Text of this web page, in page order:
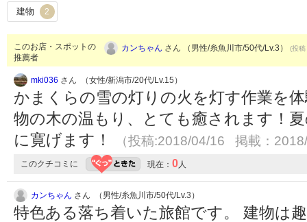
建物 2
このお店・スポットの
推薦者
カンちゃん さん （男性/糸魚川市/50代/Lv.3） (投
mki036 さん （女性/新潟市/20代/Lv.15）
かまくらの雪の灯りの火を灯す作業を
物の木の温もり、とても癒されます！
に寛げます！
（投稿:2018/04/16 掲載：
このクチコミに 現在： 0 人
カンちゃん さん （男性/糸魚川市/50代/Lv.3）
特色ある落ち着いた旅館です。 建物は